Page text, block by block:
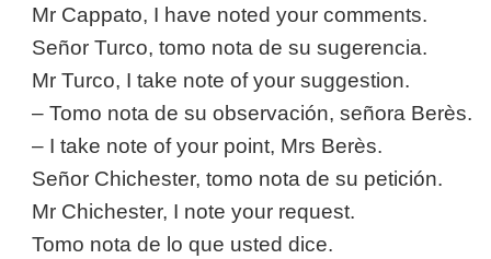
Mr Cappato, I have noted your comments.
Señor Turco, tomo nota de su sugerencia.
Mr Turco, I take note of your suggestion.
– Tomo nota de su observación, señora Berès.
– I take note of your point, Mrs Berès.
Señor Chichester, tomo nota de su petición.
Mr Chichester, I note your request.
Tomo nota de lo que usted dice.